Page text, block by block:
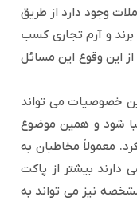
وجود دارد از طریق
و آرم تجاری کسب
این وقوع این مسائل
خصوصیات می تواند
شود و همین موضوع
معمولاً مخاطبان به
بیشتر از پاکت
نیز می تواند به